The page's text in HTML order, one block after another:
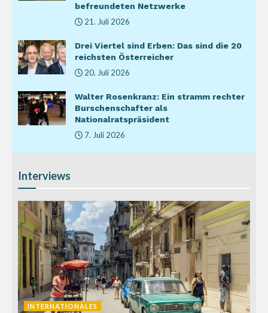
befreundeten Netzwerke
21. Juli 2026
Drei Viertel sind Erben: Das sind die 20
reichsten Österreicher
20. Juli 2026
Walter Rosenkranz: Ein stramm rechter
Burschenschafter als
Nationalratspräsident
7. Juli 2026
Interviews
INTERNATIONALES